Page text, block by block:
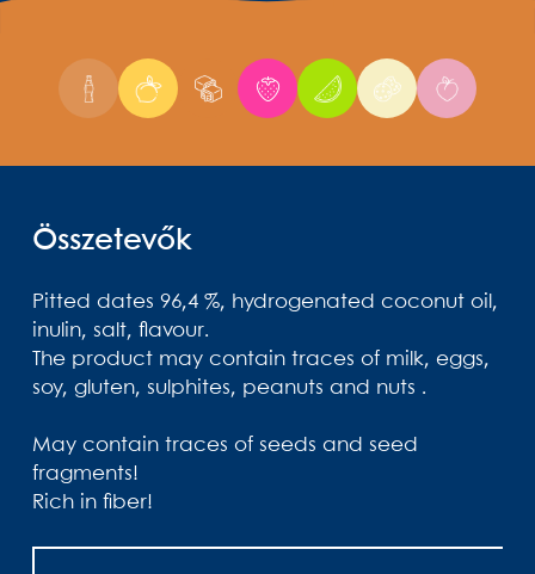
Összetevők
Pitted dates 96,4 %, hydrogenated coconut oil,
inulin, salt, flavour.
The product may contain traces of milk, eggs,
soy, gluten, sulphites, peanuts and nuts .
May contain traces of seeds and seed
fragments!
Rich in fiber!